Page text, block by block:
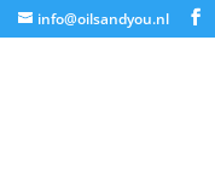
info@oilsandyou.nl